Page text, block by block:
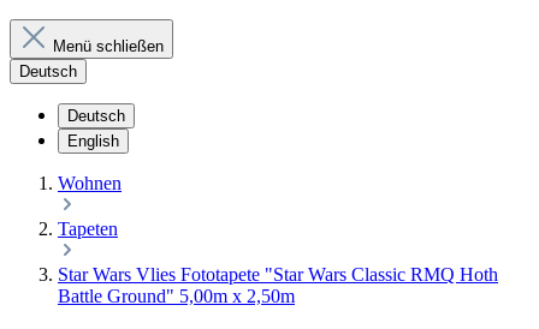
Menü schließen
Deutsch
Deutsch
English
Wohnen
Tapeten
Star Wars Vlies Fototapete "Star Wars Classic RMQ Hoth
Battle Ground" 5,00m x 2,50m